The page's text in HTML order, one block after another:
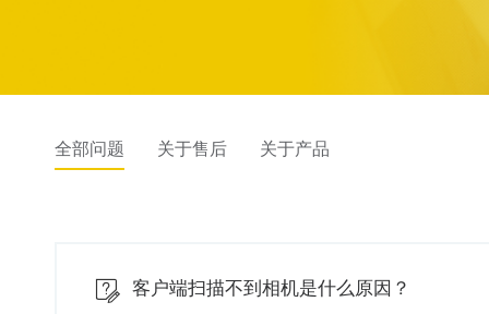
全部问题 关于售后 关于产品
客户端扫描不到相机是什么原因？